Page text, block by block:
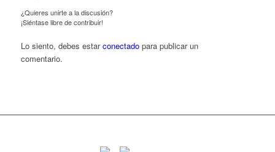
¿Quieres unirte a la discusión?
¡Siéntase libre de contribuir!
Lo siento, debes estarconectadopara publicar un
comentario.